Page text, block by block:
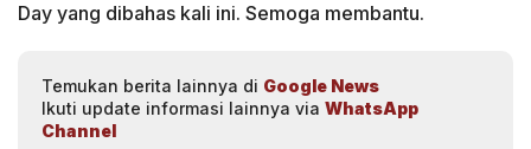
Day yang dibahas kali ini. Semoga membantu.
Temukan berita lainnya di Google News
Ikuti update informasi lainnya via WhatsApp
Channel